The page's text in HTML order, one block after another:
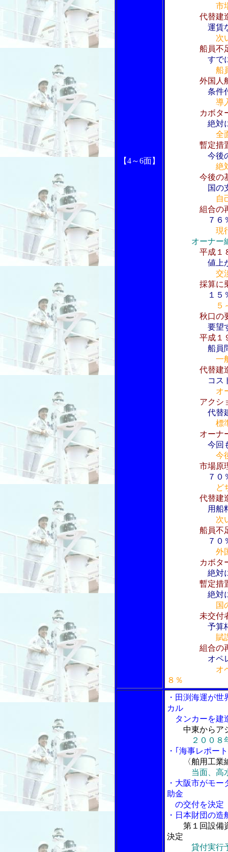
【4～6面】
市
代替建
運賃
次
船員不
すで
船
外国人
条件
導
カボタ
絶対
全
暫定措
今後
絶
今後の
国の
自
組合の
７６
現
オーナー
平成１
値上
交
採算に
１５
５
秋口の
要望
平成１
船員
一
代替建
コス
オ
アクシ
代替
標
オーナ
今回
今
市場原
７０
ど
代替建
用船
次
船員不
７０％が
外
カボタ
絶対
暫定措
絶対
国
未交付
予算
賦
組合の
オペ
オ
８％
・田渕海運が
カル
タンカーを建
中東からア
２００８
・｢海事レポー
〈舶用工業
当面、高
・大阪市がモ
助金
の交付を決定
・日本財団の造
第１回設備
決定
貸付実行